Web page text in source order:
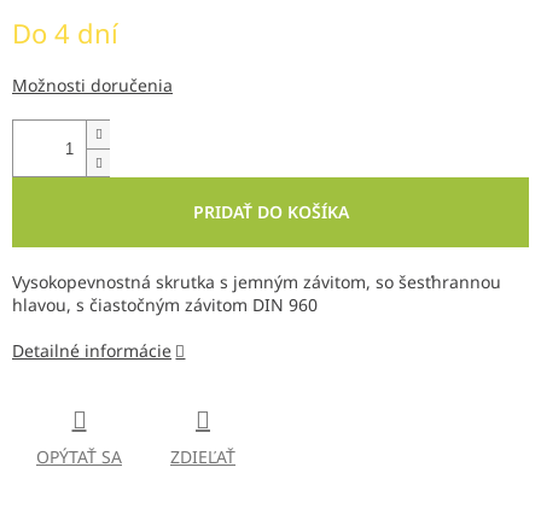
cena:
Do 4 dní
Možnosti doručenia
PRIDAŤ DO KOŠÍKA
Vysokopevnostná skrutka s jemným závitom, so šesťhrannou
hlavou, s čiastočným závitom DIN 960
Detailné informácie
OPÝTAŤ SA ZDIEĽAŤ